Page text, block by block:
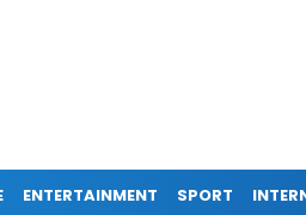
ENTERTAINMENT SPORT